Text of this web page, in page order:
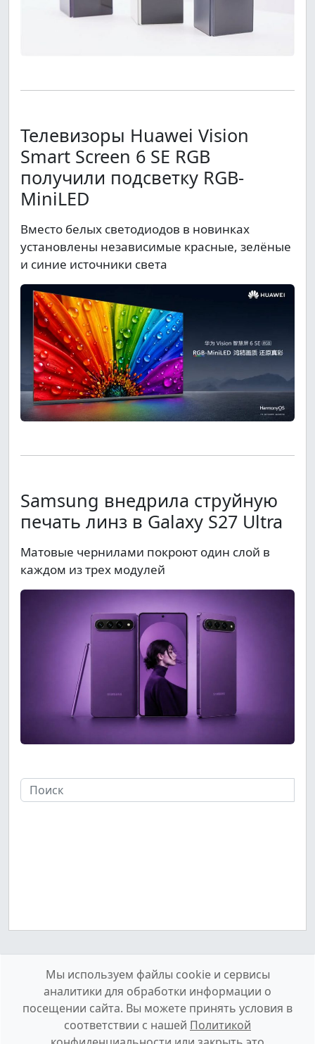
Телевизоры Huawei Vision
Smart Screen 6 SE RGB
получили подсветку RGB-
MiniLED
Вместо белых светодиодов в новинках
установлены независимые красные, зелёные
и синие источники света
Samsung внедрила струйную
печать линз в Galaxy S27 Ultra
Матовые чернилами покроют один слой в
каждом из трех модулей
Мы используем файлы cookie и сервисы
аналитики для обработки информации о
посещении сайта. Вы можете принять условия в
соответствии с нашей Политикой